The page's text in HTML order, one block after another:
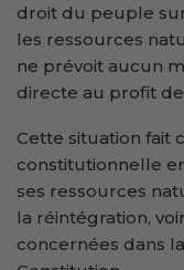
droit du peuple
les ressources
ne prévoit aucun
directe au profit
Cette situation fait
constitutionnelle
ses ressources
la réintégration,
concernées dans